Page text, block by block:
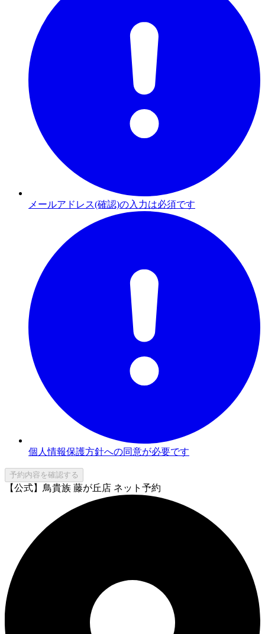
メールアドレス(確認)の入力は必須です
個人情報保護方針への同意が必要です
予約内容を確認する
【公式】鳥貴族 藤が丘店 ネット予約